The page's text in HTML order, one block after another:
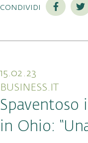
condividi
15.02.23
BUSINESS.IT
Spaventoso
in Ohio: